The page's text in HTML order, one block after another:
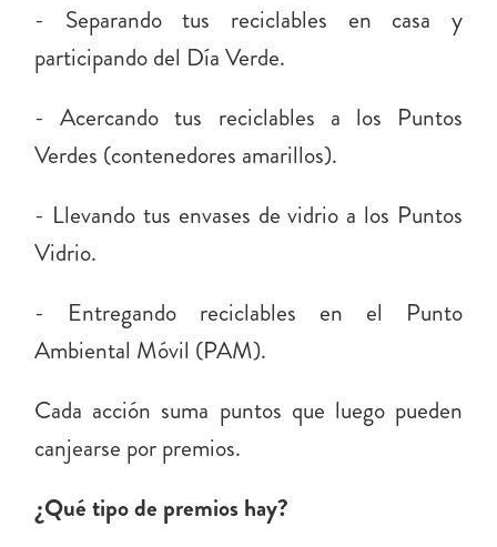
- Separando tus reciclables en casa y
participando del Día Verde.
- Acercando tus reciclables a los Puntos
Verdes (contenedores amarillos).
- Llevando tus envases de vidrio a los Puntos
Vidrio.
- Entregando reciclables en el Punto
Ambiental Móvil (PAM).
Cada acción suma puntos que luego pueden
canjearse por premios.
¿Qué tipo de premios hay?